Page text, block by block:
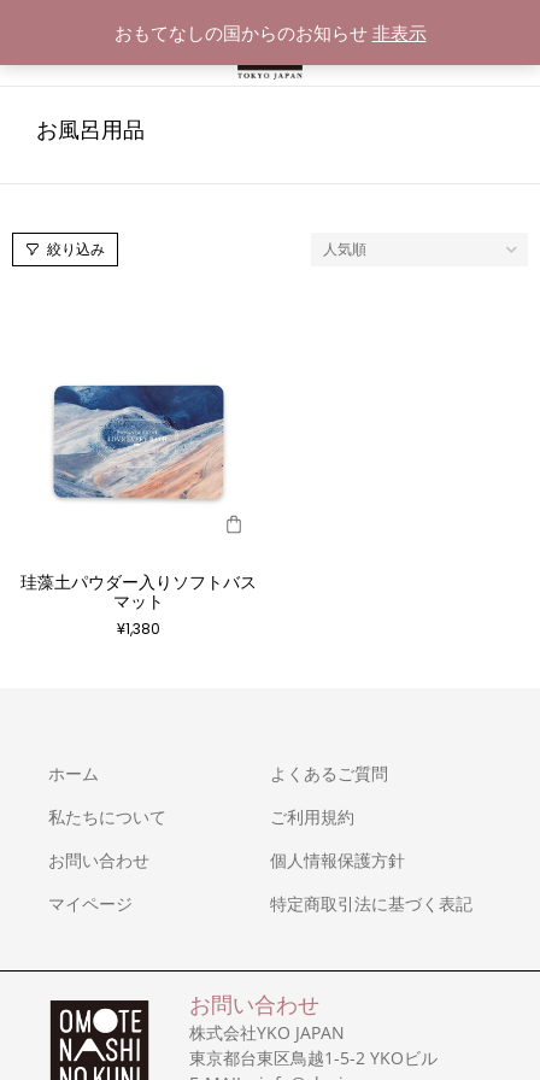
おもてなしの国からのお知らせ 非表示
お風呂用品
絞り込み
珪藻土パウダー入りソフトバス
マット
¥1,380
ホーム
私たちについて
お問い合わせ
マイページ
よくあるご質問
ご利用規約
個人情報保護方針
特定商取引法に基づく表記
お問い合わせ
株式会社YKO JAPAN
東京都台東区鳥越1-5-2 YKOビル